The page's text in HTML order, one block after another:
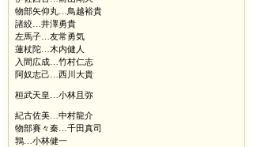
物部矢仰丸…鳥越裕貴
諸絞…井澤勇貴
左馬子…友常勇気
蓮杖陀…木内健人
入間広成…竹村仁志
阿奴志己…西川大貴
桓武天皇…小林且弥
紀古佐美…中村龍介
物部賽々秦…千田真司
鶉…小林健一